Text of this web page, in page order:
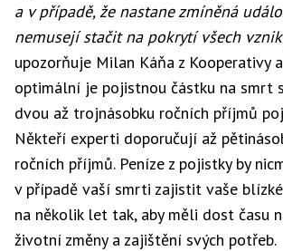
a v případě, že nastane zmíněná
nemusejí stačit na pokrytí všech
upozorňuje Milan Káňa z Kooperativy
optimální je pojistnou částku na smrt
dvou až trojnásobku ročních příjmů
Někteří experti doporučují až
ročních příjmů. Peníze z pojistky by
v případě vaší smrti zajistit vaše
na několik let tak, aby měli dost času
životní změny a zajištění svých potřeb.